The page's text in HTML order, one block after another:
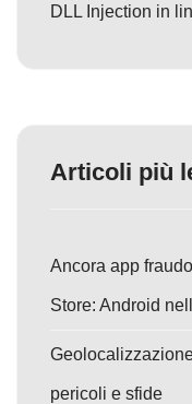
DLL Injection in
Articoli più
Ancora app
Store: Android
pericoli e sfide